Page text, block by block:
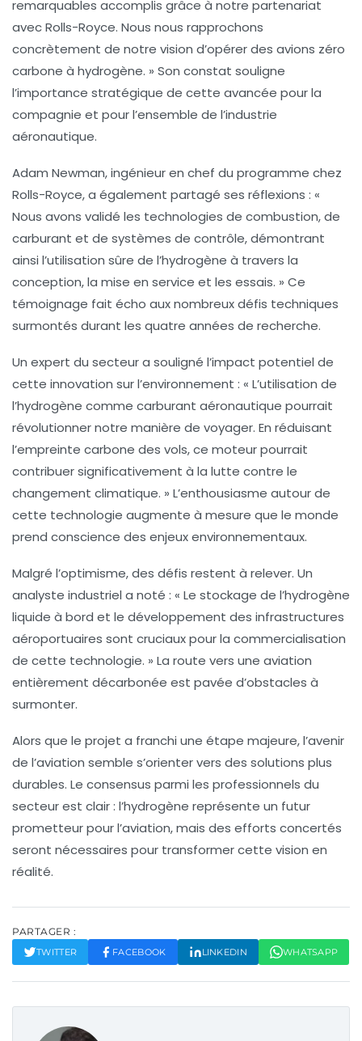
remarquables accomplis grâce à notre partenariat
avec Rolls-Royce. Nous nous rapprochons
concrètement de notre vision d’opérer des avions zéro
carbone à hydrogène. » Son constat souligne
l’importance stratégique de cette avancée pour la
compagnie et pour l’ensemble de l’industrie
aéronautique.
Adam Newman, ingénieur en chef du programme chez
Rolls-Royce, a également partagé ses réflexions : «
Nous avons validé les technologies de combustion, de
carburant et de systèmes de contrôle, démontrant
ainsi l’utilisation sûre de l’hydrogène à travers la
conception, la mise en service et les essais. » Ce
témoignage fait écho aux nombreux défis techniques
surmontés durant les quatre années de recherche.
Un expert du secteur a souligné l’impact potentiel de
cette innovation sur l’environnement : « L’utilisation de
l’hydrogène comme carburant aéronautique pourrait
révolutionner notre manière de voyager. En réduisant
l’empreinte carbone des vols, ce moteur pourrait
contribuer significativement à la lutte contre le
changement climatique. » L’enthousiasme autour de
cette technologie augmente à mesure que le monde
prend conscience des enjeux environnementaux.
Malgré l’optimisme, des défis restent à relever. Un
analyste industriel a noté : « Le stockage de l’hydrogène
liquide à bord et le développement des infrastructures
aéroportuaires sont cruciaux pour la commercialisation
de cette technologie. » La route vers une aviation
entièrement décarbonée est pavée d’obstacles à
surmonter.
Alors que le projet a franchi une étape majeure, l’avenir
de l’aviation semble s’orienter vers des solutions plus
durables. Le consensus parmi les professionnels du
secteur est clair : l’hydrogène représente un futur
prometteur pour l’aviation, mais des efforts concertés
seront nécessaires pour transformer cette vision en
réalité.
PARTAGER :
TWITTER FACEBOOK LINKEDIN WHATSAPP